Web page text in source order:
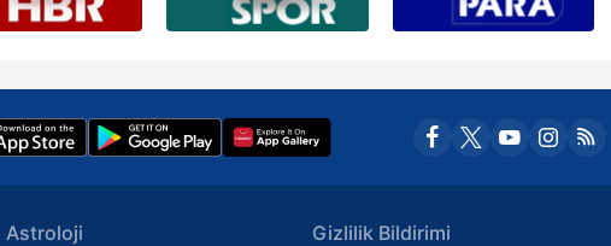
Astroloji
Gizlilik Bildirimi